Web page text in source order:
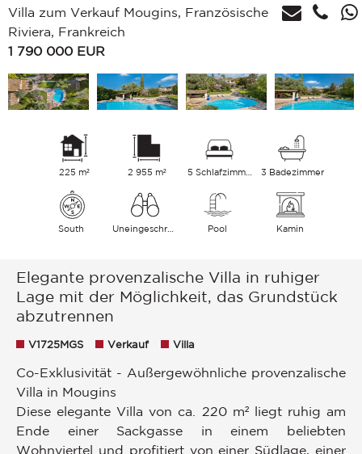
Villa zum Verkauf Mougins, Französische
Riviera, Frankreich
1 790 000 EUR
225 m² 2 955 m² 5 Schlafzimmer 3 Badezimmer
South Uneingeschränkt Garten Pool Kamin
Elegante provenzalische Villa in ruhiger
Lage mit der Möglichkeit, das Grundstück
abzutrennen
V1725MGS Verkauf Villa
Co-Exklusivität - Außergewöhnliche provenzalische
Villa in Mougins
Diese elegante Villa von ca. 220 m² liegt ruhig am
Ende einer Sackgasse in einem beliebten
Wohnviertel und profitiert von einer Südlage, einer